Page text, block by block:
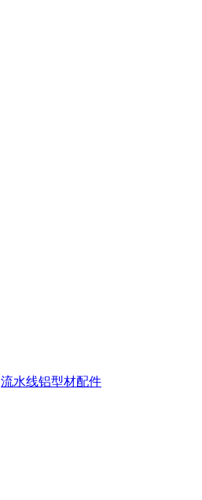
流水线铝型材配件